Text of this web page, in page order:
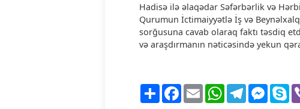
Hadisə ilə əlaqədar Səfərbərlik və
Qurumun İctimaiyyətlə İş və
sorğusuna cavab olaraq faktı təsdiq
və araşdırmanın nəticəsində yekun
Share Facebook
Email WhatsAppTelegram